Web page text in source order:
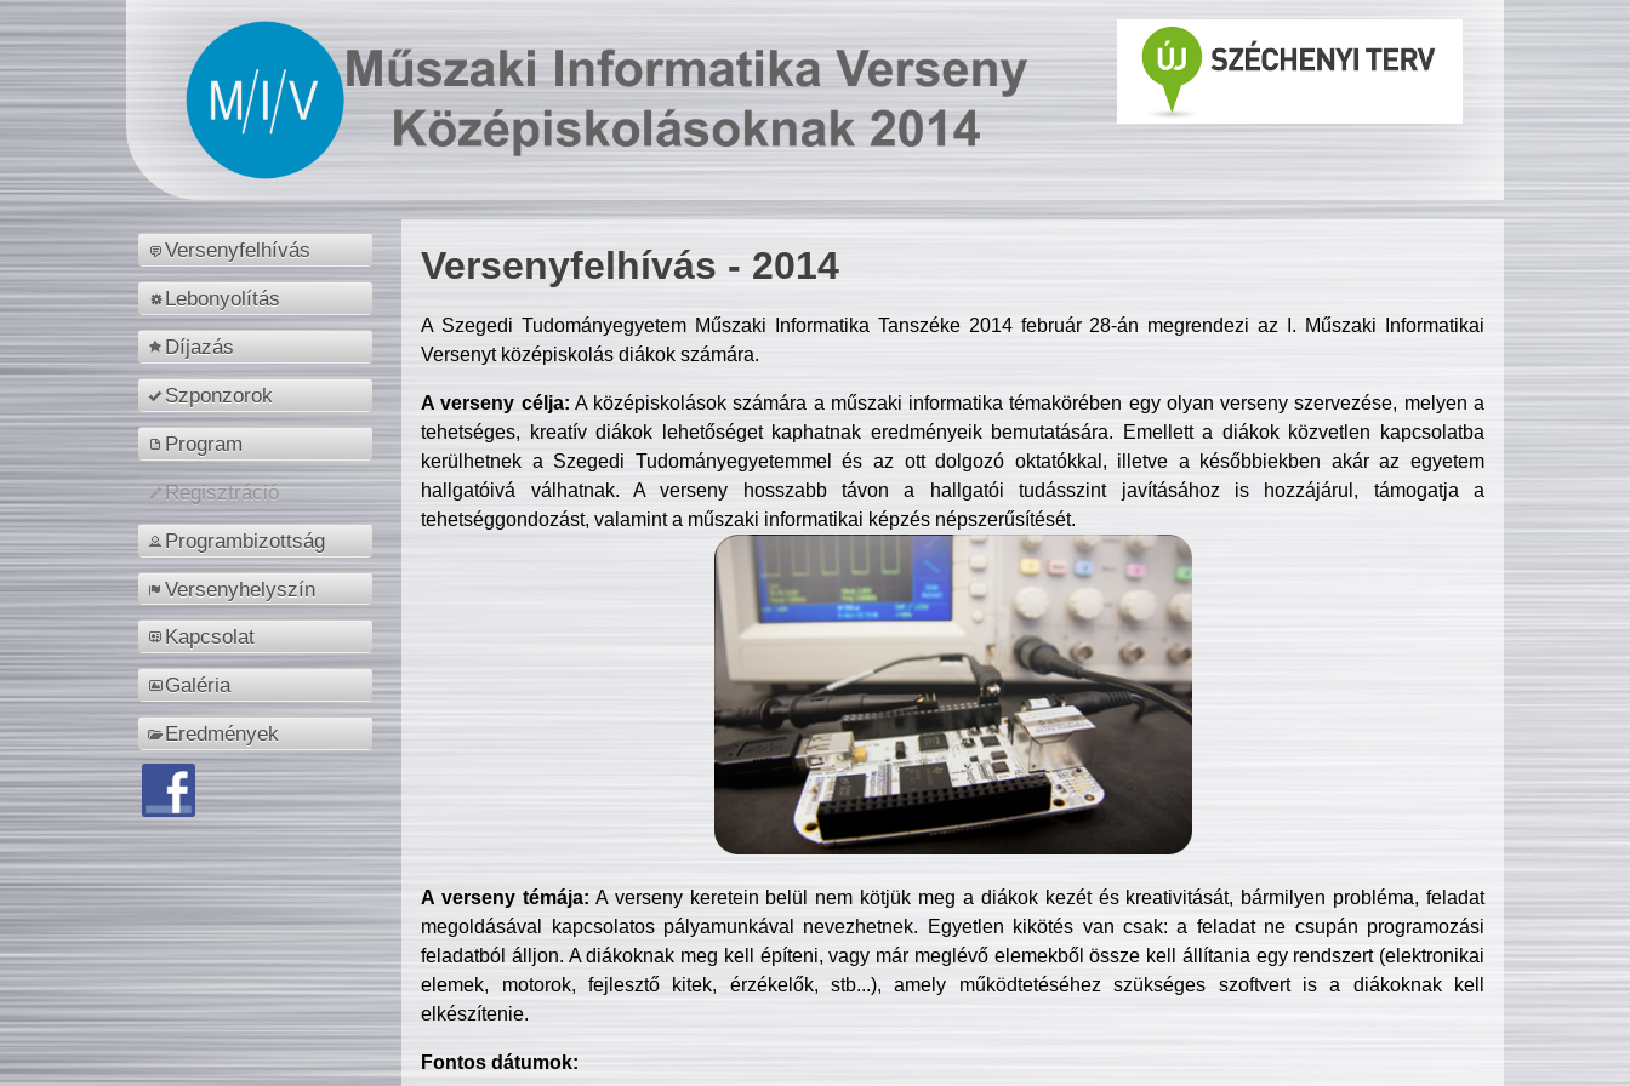
Versenyfelhívás
Lebonyolítás
Díjazás
Szponzorok
Program
Regisztráció
Programbizottság
Versenyhelyszín
Kapcsolat
Galéria
Eredmények
Versenyfelhívás - 2014
A Szegedi Tudományegyetem Műszaki Informatika Tanszéke 2014 február 28-án megrendezi az I. Műszaki Informatikai
Versenyt középiskolás diákok számára.
A verseny célja: A középiskolások számára a műszaki informatika témakörében egy olyan verseny szervezése, melyen a
tehetséges, kreatív diákok lehetőséget kaphatnak eredményeik bemutatására. Emellett a diákok közvetlen kapcsolatba
kerülhetnek a Szegedi Tudományegyetemmel és az ott dolgozó oktatókkal, illetve a későbbiekben akár az egyetem
hallgatóivá válhatnak. A verseny hosszabb távon a hallgatói tudásszint javításához is hozzájárul, támogatja a
tehetséggondozást, valamint a műszaki informatikai képzés népszerűsítését.
A verseny témája: A verseny keretein belül nem kötjük meg a diákok kezét és kreativitását, bármilyen probléma, feladat
megoldásával kapcsolatos pályamunkával nevezhetnek. Egyetlen kikötés van csak: a feladat ne csupán programozási
feladatból álljon. A diákoknak meg kell építeni, vagy már meglévő elemekből össze kell állítania egy rendszert (elektronikai
elemek, motorok, fejlesztő kitek, érzékelők, stb...), amely működtetéséhez szükséges szoftvert is a diákoknak kell
elkészítenie.
Fontos dátumok: